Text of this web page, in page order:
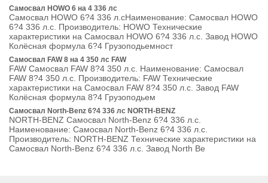
Самосвал HOWO 6 на 4 336 лс
Самосвал HOWO 6?4 336 л.сНаименование: Самосвал HOWO
6?4 336 л.с. Производитель: HOWO Технические
характеристики на Самосвал HOWO 6?4 336 л.с. Завод HOWO
Колёсная формула 6?4 Грузоподьемност
Самосвал FAW 8 на 4 350 лс FAW
FAW Самосвал FAW 8?4 350 л.с. Наименование: Самосвал
FAW 8?4 350 л.с. Производитель: FAW Технические
характеристики на Самосвал FAW 8?4 350 л.с. Завод FAW
Колёсная формула 8?4 Грузоподьем
Самосвал North-Benz 6?4 336 лс NORTH-BENZ
NORTH-BENZ Самосвал North-Benz 6?4 336 л.с.
Наименование: Самосвал North-Benz 6?4 336 л.с.
Производитель: NORTH-BENZ Технические характеристики на
Самосвал North-Benz 6?4 336 л.с. Завод North Be